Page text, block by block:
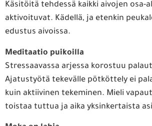
Käsitöitä tehdessä kaikki aivojen osa-
aktivoituvat. Kädellä, ja etenkin
edustus aivoissa.
Meditaatio puikoilla
Stressaavassa arjessa korostuu
Ajatustyötä tekevälle pötköttely ei
kuin aktiivinen tekeminen. Mieli
toistaa tuttua ja aika yksinkertaista